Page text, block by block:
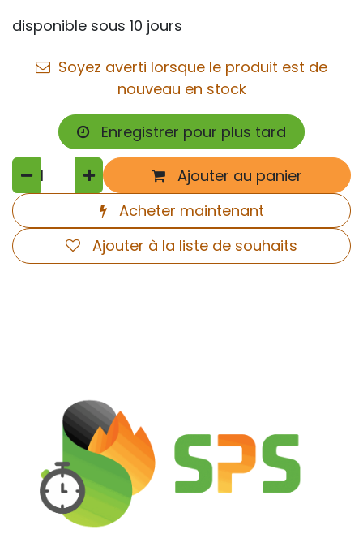
disponible sous 10 jours
Soyez averti lorsque le produit est de
nouveau en stock
Enregistrer pour plus tard
Ajouter au panier
Acheter maintenant
Ajouter à la liste de souhaits